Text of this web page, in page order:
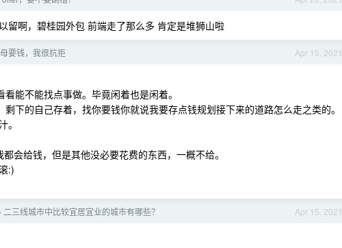
留啊，碧桂园外包 前端走了那么多 肯定是堆狮山啦
Apr 15, 2021
要钱，我很抗拒
能不能找点事做。毕竟闲着也是闲着。
下的自己存着，找你要钱你就说我要存点钱规划接下来的道路怎么走之类的。
。
会给钱，但是其他没必要花费的东西，一概不给。
:)
Apr 15, 2021
› 二三线城市中比较宜居宜业的城市有哪些？